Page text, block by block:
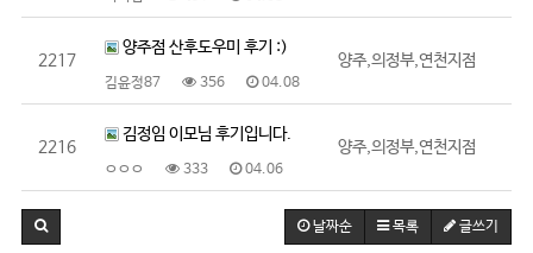
2217
양주점 산후도우미 후기 :)
김윤정87 356 04.08
양주,의정부,연천지점
2216
김정임 이모님 후기입니다.
ㅇㅇㅇ 333 04.06
양주,의정부,연천지점
날짜순 목록 글쓰기